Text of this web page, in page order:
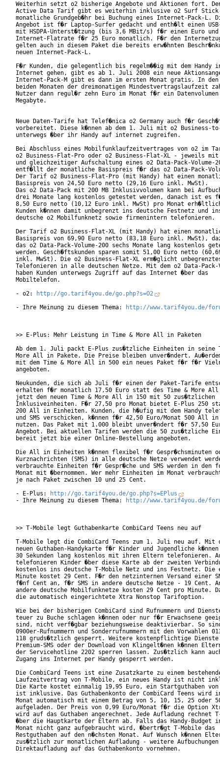
Weiterhin setzt o2 bisherige Angebote und Aktionen fort.
Active Data Tarif gibt es weiterhin inklusive o2 Surf Stick
monatliche Grundgeb�hr bei Buchung eines Internet-Pack-L.
Angebot ist f�r Laptop-Surfer gedacht und enth�lt einen
mit HSDPA-Unterst�tzung (bis 3,6 MBit/s) f�r einen Euro und
Internet-Flatrate f�r 25 Euro monatlich. F�r den
gelten auch in diesem Paket die bereits erw�hnten
neuen Internet-Pack-L.
F�r Kunden, die gelegentlich bis regelm��ig mit dem Handy
Internet gehen, gibt es ab 1. Juli 2008 ein neue
Internet-Pack-M gibt es dann im ersten Monat gratis. In den
beiden Monaten der dreimonatigen Mindestvertragslaufzeit
Nutzer dann regul�r zehn Euro im Monat f�r ein Datenvolumen
Megabyte.
Neue Daten-Tarife hat Telef�nica o2 Germany auch f�r
vorbereitet. Diese k�nnen ab dem 1. Juli mit o2 Business-
unterwegs �ber ihr Handy auf internet zugreifen.
Bei Abschluss eines Mobilfunklaufzeitvertrages von o2 im
o2 Business-Flat-Pro oder o2 Business-Flat-XL - jeweils mit
und gleichzeitiger Aufschaltung eines o2 Data-Pack-Volume-
entf�llt der monatliche Basispreis f�r das o2 Data-Pack-
Der Tarif o2 Business-Flat-Pro (mit Handy) hat einen
Basispreis von 24,50 Euro netto (29,16 Euro inkl. MwSt).
Das o2 Data-Pack mit 200 MB Inklusivvolumen kann bei
drei Monate lang kostenlos getestet werden, danach ist es
8,50 Euro netto (10,12 Euro inkl. MwSt) pro Monat
Kunden k�nnen damit unbegrenzt ins deutsche Festnetz und
deutsche o2 Mobilfunknetz sowie firmenintern telefonieren.
Der Tarif o2 Business-Flat-XL (mit Handy) hat einen
Basispreis von 69,90 Euro netto (83,18 Euro inkl. MwSt),
das o2 Data-Pack-Volume-200 sechs Monate lang kostenlos
werden. Gesch�ftskunden sparen somit 51,00 Euro netto
inkl. MwSt). Die o2 Business-Flat-XL erm�glicht
Telefonieren in alle deutschen Netze. Mit dem o2 Data-Pack-
haben Kunden unterwegs Zugriff auf das Internet �ber das
Mobiltelefon.
- o2:
http://go.tarif4you.de/go.php?s=O2
- Ihre Meinung zu diesem Thema:
http://www.tarif4you.de/
>> E-Plus: Mehr Leistung in Time & More All in Paketen
Ab dem 1. Juli packt E-Plus zus�tzliche Einheiten in seine
More All in Pakete. Die Preise bleiben unver�ndert.
mit dem Time & More All in 500 ein neues Paket f�r f�r
angeboten.
Neukunden, die sich ab Juli f�r einen der Paket-Tarife
erhalten f�r monatlich 17,50 Euro statt des Time & More
jetzt den neuen Time & More All in 150 mit 50 zus�tzlichen
Inklusiveinheiten. F�r 27,50 pro Monat bietet E-Plus 250
200 All in Einheiten. Kunden, die h�ufig mit dem Handy
und SMS verschicken, k�nnen f�r 42,50 Euro/Monat 500 All
nutzen. Das Paket mit 1.000 bleibt unver�ndert f�r 57,50
Angebot. Bei aktuellen Tarifen werden die 50 zus�tzliche
bereit jetzt bie einer Online-Bestellung angeboten.
Die All in Einheiten k�nnen flexibel f�r Gespr�chsminuten
Kurznachrichten (SMS) in alle deutsche Netze verwendet
verbrauchte Einheiten f�r Gespr�che und SMS werden in den
Monat mit �bernommen. Wer mehr Einheiten im Monat
je nach Paket zwischen 10 und 25 Cent.
- E-Plus:
http://go.tarif4you.de/go.php?s=EPlus
- Ihre Meinung zu diesem Thema:
http://www.tarif4you.de/
>> T-Mobile legt Guthabenkarte CombiCard Teens neu auf
T-Mobile legt die CombiCard Teens zum 1. Juli neu auf. Mit
neuen Guthaben-Handykarte f�r Kinder und Jugendliche
30 Sekunden lang kostenlos mit ihren Eltern telefonieren.
telefonieren Kinder �ber diese Karte ab der zweiten
kostenlos ins deutsche T-Mobile Netz und ins Festnetz. Die
Minute kostet 29 Cent. F�r den netzinternen Versand einer
f�nf Cent an, f�r SMS in andere deutsche Netze - 19 Cent.
andere deutsche Mobilfunknetze kosten 29 Cent pro Minute.
die automatisch eingerichtete Xtra Nonstop
Wie bei der bisherigen CombiCard sind Rufnummern und
teuer zu Buche schlagen k�nnen oder nur f�r Erwachsene
sind, nicht verf�gbar beziehungsweise deaktivierbar. So
0900er-Rufnummern und Sonderrufnummern mit den Vorwahlen
118 gruds�tzlich gesperrt. Weitere kostenpflichtige Dienste
Premium-SMS oder der Download von Klingelt�nen k�nnen
der Servicehotline 2202 sperren lassen. Zus�tzlich kann
Zugang ins Internet per Handy gesperrt werden.
Die CombiCard Teens ist eine Zusatzkarte zu einem
Laufzeitvertrag von T-Mobile, ein neues Handy ist nicht
Die Karte kostet einmalig 19,95 Euro, ein Startguthaben von
ist inklusive. Das Guthabenkonto der CombiCard Teens wird
Monat automatisch mit einem Betrag von 5, 10, 15, 25 oder
aufgeladen. Der Preis von 0,99 Euro/Monat f�r die Option
wird auf das Guthaben angerechnet. Jede Aufladung rechnet
�ber die Hauptkarte der Eltern ab. Falls das Handy-Budget
Monat nicht ganz aufgebraucht wird, �bertr�gt T-Mobile das
Restguthaben auf den n�chsten Monat. Auf Wunsch k�nnen
zus�tzlich zur monatlichen Aufladung - weitere
Direktaufladung auf das Guthabenkonto vornehmen.